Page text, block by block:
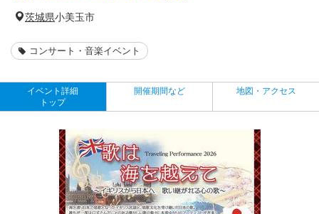
茨城県小美玉市
コンサート・音楽イベント
イベント詳細
トップ
開催期間など 地図・アクセス